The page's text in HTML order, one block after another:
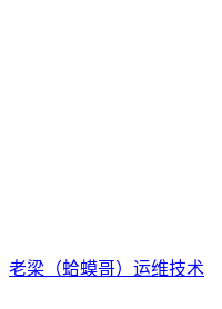
老梁（蛤蟆哥） 运维技术